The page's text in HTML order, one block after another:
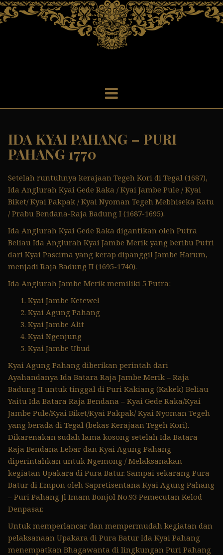
S
k
IDA KYAI PAHANG – PURI
PAHANG 1770
Setelah runtuhnya kerajaan Tegeh Kori di Tegal (1687),
Ida Anglurah Kyai Gede Raka / Kyai Jambe Pule / Kyai
Biket/ Kyai Pakpak / Kyai Nyoman Tegeh Mebhiseka Ratu
/ Prabu Bendana-Raja Badung I (1687-1695).
Ida Anglurah Kyai Gede Raka digantikan oleh Putra
Beliau Ida Anglurah Kyai Jambe Merik yang beribu Putri
dari Kyai Pascima yang kerap dipanggil Jambe Harum,
menjadi Raja Badung II (1695-1740).
Ida Anglurah Jambe Merik memiliki 5 Putra:
Kyai Jambe Ketewel
Kyai Agung Pahang
Kyai Jambe Alit
Kyai Ngenjung
Kyai Jambe Ubud
Kyai Agung Pahang diberikan perintah dari
Ayahandanya Ida Batara Raja Jambe Merik – Raja
Badung II untuk tinggal di Puri Kakiang (Kakek) Beliau
Yaitu Ida Batara Raja Bendana – Kyai Gede Raka/Kyai
Jambe Pule/Kyai Biket/Kyai Pakpak/ Kyai Nyoman Tegeh
yang berada di Tegal (bekas Kerajaan Tegeh Kori).
Dikarenakan sudah lama kosong setelah Ida Batara
Raja Bendana Lebar dan Kyai Agung Pahang
diperintahkan untuk Ngemong / Melaksanakan
kegiatan Upakara di Pura Batur. Sampai sekarang Pura
Batur di Empon oleh Sapretisentana Kyai Agung Pahang
– Puri Pahang Jl Imam Bonjol No.93 Pemecutan Kelod
Denpasar.
Untuk memperlancar dan mempermudah kegiatan dan
pelaksanaan Upakara di Pura Batur Ida Kyai Pahang
menempatkan Bhagawanta di lingkungan Puri Pahang